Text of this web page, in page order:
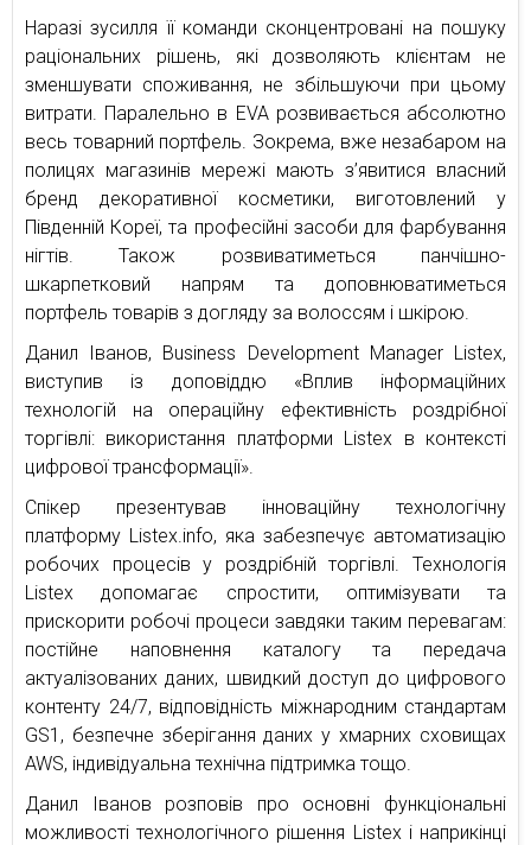
Наразі зусилля її команди сконцентровані на пошуку
раціональних рішень, які дозволяють клієнтам не
зменшувати споживання, не збільшуючи при цьому
витрати. Паралельно в EVA розвивається абсолютно
весь товарний портфель. Зокрема, вже незабаром на
полицях магазинів мережі мають з’явитися власний
бренд декоративної косметики, виготовлений у
Південній Кореї, та професійні засоби для фарбування
нігтів. Також розвиватиметься панчішно-
шкарпетковий напрям та доповнюватиметься
портфель товарів з догляду за волоссям і шкірою.
Данил Іванов, Business Development Manager Listex,
виступив із доповіддю «Вплив інформаційних
технологій на операційну ефективність роздрібної
торгівлі: використання платформи Listex в контексті
цифрової трансформації».
Спікер презентував інноваційну технологічну
платформу Listex.info, яка забезпечує автоматизацію
робочих процесів у роздрібній торгівлі. Технологія
Listex допомагає спростити, оптимізувати та
прискорити робочі процеси завдяки таким перевагам:
постійне наповнення каталогу та передача
актуалізованих даних, швидкий доступ до цифрового
контенту 24/7, відповідність міжнародним стандартам
GS1, безпечне зберігання даних у хмарних сховищах
AWS, індивідуальна технічна підтримка тощо.
Данил Іванов розповів про основні функціональні
можливості технологічного рішення Listex і наприкінці